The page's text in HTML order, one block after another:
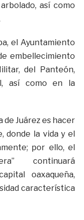
así como
el Ayuntamiento
embellecimiento
del Panteón,
así como en la
de Juárez es hacer
donde la vida y el
por ello, el
continuará
oaxaqueña,
característica